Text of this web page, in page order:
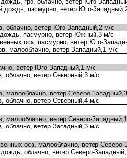
гро, облачно, ветер Юго-
пасмурно, ветер Юго-
облачно, ветер Юго-Западный,2 м/с
пасмурно, ветер Южный,3 м/с
оса, пасмурно, ветер Юго-
малооблачно, ветер Западный,1 м/с
ветер Юго-Западный,1 м/с
облачно, ветер Северный,3 м/с
малооблачно, ветер Северо-
облачно, ветер Северный,4 м/с
малооблачно, ветер Северо-
облачно, ветер Западный,3 м/с
оса, малооблачно, ветер Северо-
облачно, ветер Северо-